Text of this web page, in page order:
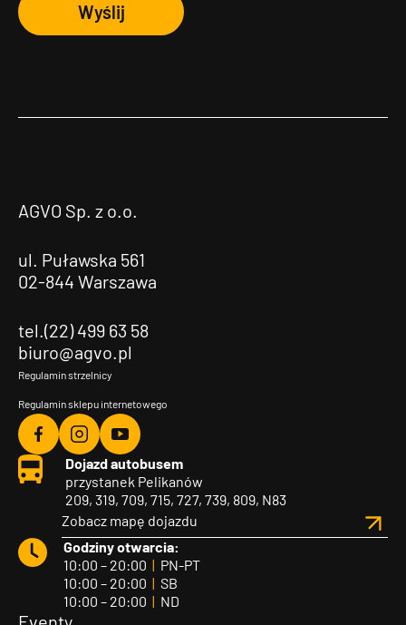
Wyślij
AGVO Sp. z o.o.
ul. Puławska 561
02-844 Warszawa
tel.(22) 499 63 58
biuro@agvo.pl
Regulamin strzelnicy
Regulamin sklepu internetowego
Agvo
Facebook
Agvo
Instagram
Agvo
YouTube
Dojazd autobusem
przystanek Pelikanów
209, 319, 709, 715, 727, 739, 809, N83
Zobacz mapę dojazdu
Godziny otwarcia:
10:00 – 20:00 | PN-PT
10:00 – 20:00 | SB
10:00 – 20:00 | ND